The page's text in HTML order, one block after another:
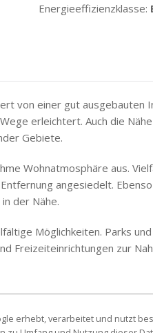
Energieeffizienzklasse:
von einer gut ausgebauten
erleichtert. Auch die
Gebiete.
Wohnatmosphäre aus.
angesiedelt.
der Nähe.
Möglichkeiten. Parks
Freizeiteinrichtungen zur
erhebt, verarbeitet und nutzt